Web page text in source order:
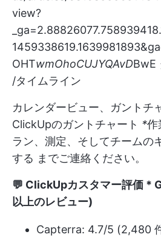
view?
OHTwmOhoCUJYQAvDBwE
/タイムライン
カレンダービュー、ガントチ
ClickUpのガントチャート *作
ラン、測定、そしてチームの
する までご連絡ください。
💬 ClickUpカスタマー評価 *
以上のレビュー)
Capterra: 4.7/5 (2,480